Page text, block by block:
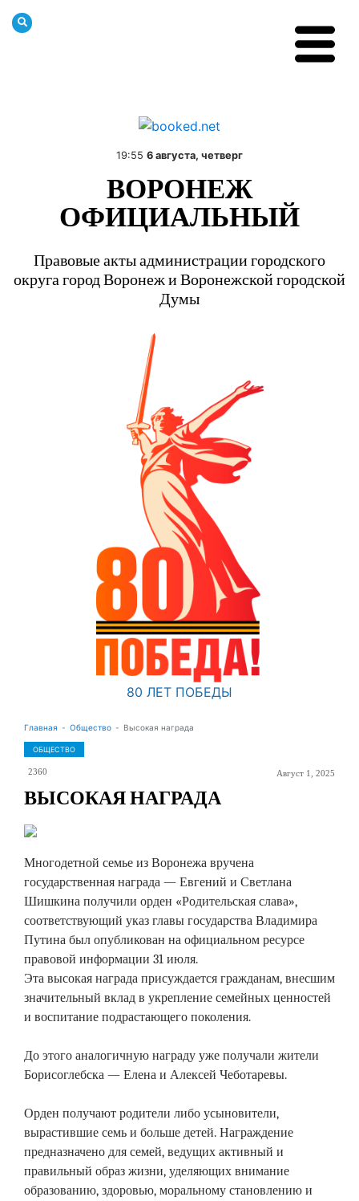
19:55 6 августа, четверг
ВОРОНЕЖ
ОФИЦИАЛЬНЫЙ
Правовые акты администрации городского
округа город Воронеж и Воронежской городской
Думы
80 ЛЕТ ПОБЕДЫ
Главная Общество Высокая награда
ОБЩЕСТВО
2360 Август 1, 2025
ВЫСОКАЯ НАГРАДА
Многодетной семье из Воронежа вручена
государственная награда — Евгений и Светлана
Шишкина получили орден «Родительская слава»,
соответствующий указ главы государства Владимира
Путина был опубликован на официальном ресурсе
правовой информации 31 июля.
Эта высокая награда присуждается гражданам, внесшим
значительный вклад в укрепление семейных ценностей
и воспитание подрастающего поколения.
До этого аналогичную награду уже получали жители
Борисоглебска — Елена и Алексей Чеботаревы.
Орден получают родители либо усыновители,
вырастившие семь и больше детей. Награждение
предназначено для семей, ведущих активный и
правильный образ жизни, уделяющих внимание
образованию, здоровью, моральному становлению и